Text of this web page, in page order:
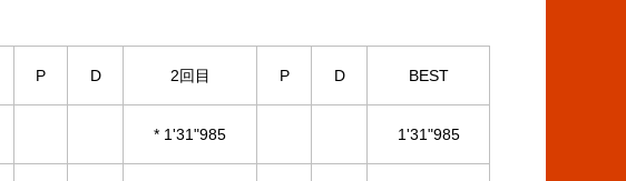
P D 2回目 P D BEST
* 1'31"985 1'31"985